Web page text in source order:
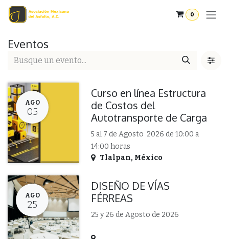
Ir al contenido
0
Eventos
AGO
05
Curso en línea Estructura
de Costos del
Autotransporte de Carga
5 al 7 de Agosto 2026 de 10:00 a
14:00 horas
Tlalpan, México
AGO
25
DISEÑO DE VÍAS
FÉRREAS
25 y 26 de Agosto de 2026